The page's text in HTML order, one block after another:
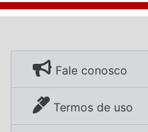
Fale conosco
Termos de uso